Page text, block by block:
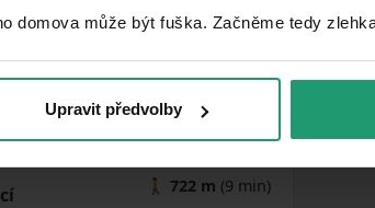
domova může být fuška. Začněme tedy
Upravit předvolby
🚶379 m
🚶 722 m (9 min)